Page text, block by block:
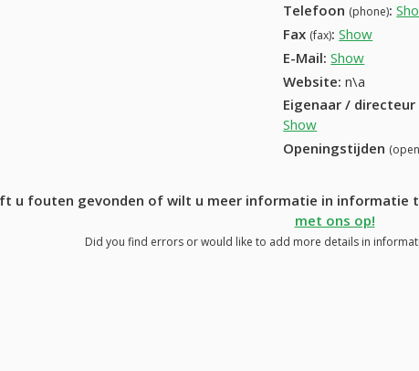
Telefoon (phone):
Fax (fax): Show
E-Mail: Show
Website: n\a
Eigenaar /
Show
Openingstijden
u fouten gevonden of wilt u meer informatie in informatie
met ons op!
Did you find errors or would like to add more details in